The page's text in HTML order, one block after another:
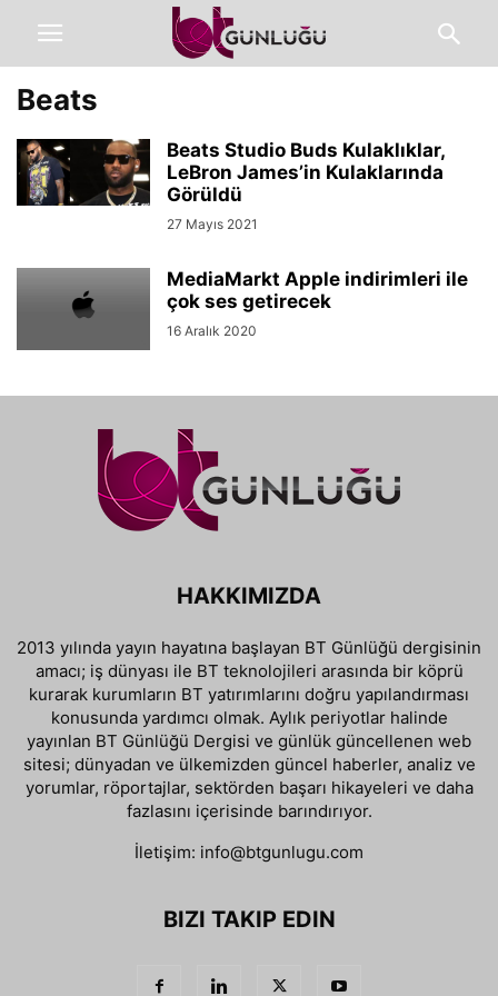
Beats
Beats Studio Buds Kulaklıklar,
LeBron James’in Kulaklarında
Görüldü
27 Mayıs 2021
MediaMarkt Apple indirimleri ile
çok ses getirecek
16 Aralık 2020
HAKKIMIZDA
2013 yılında yayın hayatına başlayan BT Günlüğü dergisinin
amacı; iş dünyası ile BT teknolojileri arasında bir köprü
kurarak kurumların BT yatırımlarını doğru yapılandırması
konusunda yardımcı olmak. Aylık periyotlar halinde
yayınlan BT Günlüğü Dergisi ve günlük güncellenen web
sitesi; dünyadan ve ülkemizden güncel haberler, analiz ve
yorumlar, röportajlar, sektörden başarı hikayeleri ve daha
fazlasını içerisinde barındırıyor.
İletişim: info@btgunlugu.com
BIZI TAKIP EDIN